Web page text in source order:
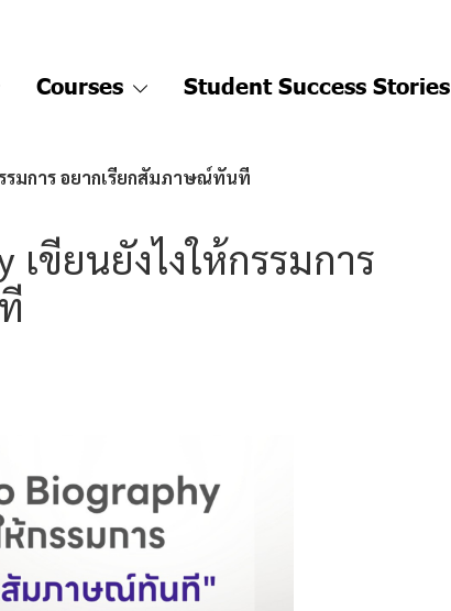
Courses Student Success Stories
รมการ อยากเรียกสัมภาษณ์ทันที
เขียนยังไงให้กรรมการ